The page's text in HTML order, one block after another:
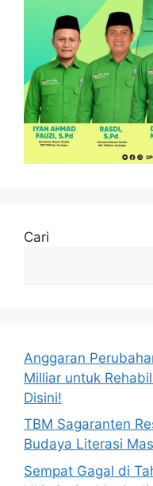
Cari
Anggaran
Milliar untuk
Disini!
TBM Sagaranten
Budaya Literasi
Sempat Gagal di